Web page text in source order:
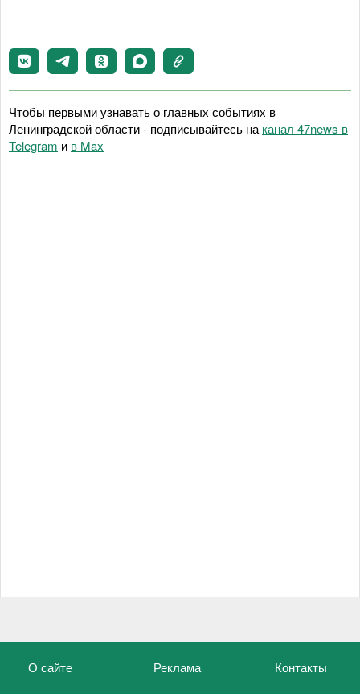
Чтобы первыми узнавать о главных событиях в
Ленинградской области - подписывайтесь на канал 47news в
Telegram и в Maх
О сайте Реклама Контакты